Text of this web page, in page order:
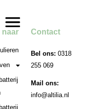
naar Contact
Bel ons: 0318
255 069
Mail ons:
info@altilia.nl